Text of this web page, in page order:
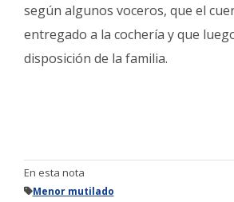
según algunos voceros, que el
entregado a la cochería y que
disposición de la familia.
En esta nota
Menor mutilado